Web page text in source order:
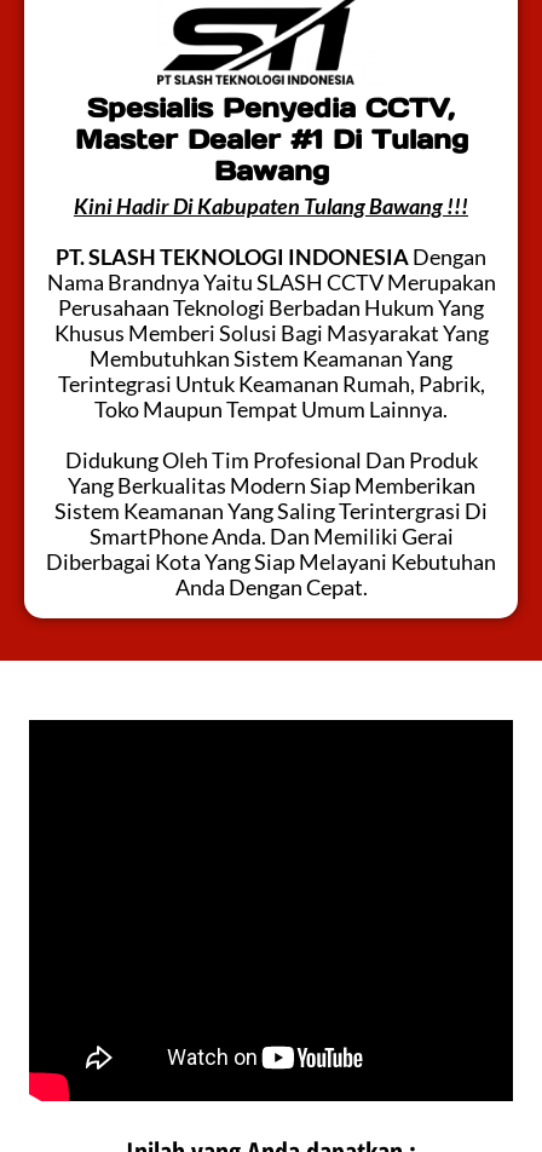
Spesialis Penyedia CCTV,
Master Dealer #1 Di Tulang
Bawang
Kini Hadir Di Kabupaten Tulang Bawang !!!
PT. SLASH TEKNOLOGI INDONESIADengan
Nama Brandnya Yaitu SLASH CCTV Merupakan
Perusahaan Teknologi Berbadan Hukum Yang
Khusus Memberi Solusi Bagi Masyarakat Yang
Membutuhkan Sistem Keamanan Yang
Terintegrasi Untuk Keamanan Rumah, Pabrik,
Toko Maupun Tempat Umum Lainnya.
Didukung Oleh Tim Profesional Dan Produk
Yang Berkualitas Modern Siap Memberikan
Sistem Keamanan Yang Saling Terintergrasi Di
SmartPhone Anda. Dan Memiliki Gerai
Diberbagai Kota Yang Siap Melayani Kebutuhan
Anda Dengan Cepat.